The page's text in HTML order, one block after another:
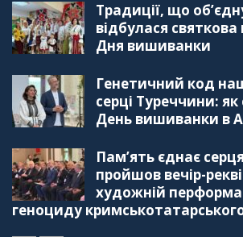
Традиції, що
відбулася
Дня вишиванки
Генетичний код
серці Туреччини:
День вишиванки в
Пам’ять єднає
пройшов вечір-
художній
геноциду